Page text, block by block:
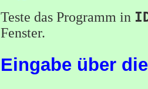
Teste das Programm in
Fenster.
Eingabe über